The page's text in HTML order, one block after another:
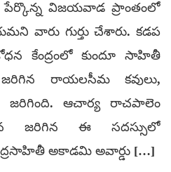
పేర్కొన్న విజయవాడ ప్రాంతంలో
వారు గుర్తు చేశారు. కడప
కేంద్రంలో కుందూ సాహితీ
రాయలసీమ కవులు,
ఆచార్య రాచపాలెం
జరిగిన ఈ సదస్సులో
అకాడమి అవార్డు […]